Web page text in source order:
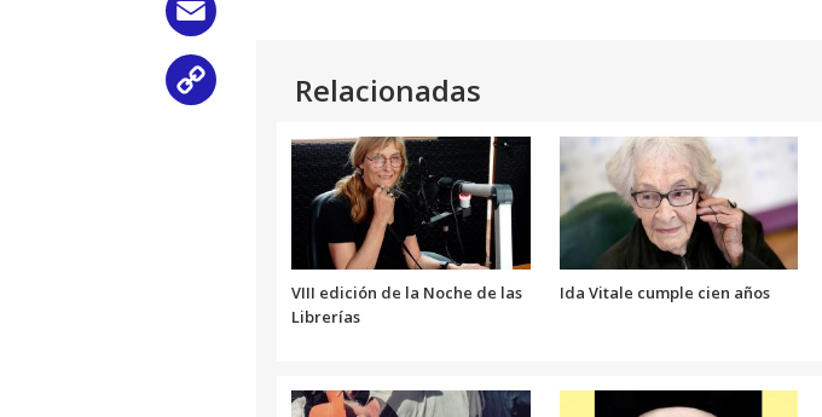
Relacionadas
VIII edición de la Noche de las
Librerías
Ida Vitale cumple cien años